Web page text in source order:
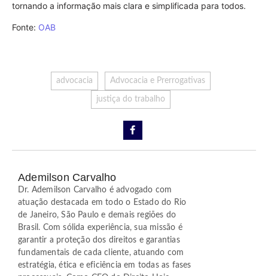
tornando a informação mais clara e simplificada para todos.
Fonte: OAB
advocacia Advocacia e Prerrogativas
justiça do trabalho
Ademilson Carvalho
Dr. Ademilson Carvalho é advogado com
atuação destacada em todo o Estado do Rio
de Janeiro, São Paulo e demais regiões do
Brasil. Com sólida experiência, sua missão é
garantir a proteção dos direitos e garantias
fundamentais de cada cliente, atuando com
estratégia, ética e eficiência em todas as fases